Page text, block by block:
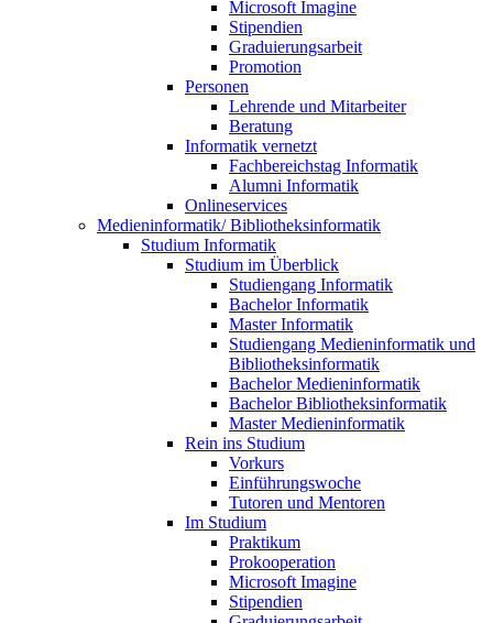
Microsoft Imagine
Stipendien
Graduierungsarbeit
Promotion
Personen
Lehrende und Mitarbeiter
Beratung
Informatik vernetzt
Fachbereichstag Informatik
Alumni Informatik
Onlineservices
Medieninformatik/ Bibliotheksinformatik
Studium Informatik
Studium im Überblick
Studiengang Informatik
Bachelor Informatik
Master Informatik
Studiengang Medieninformatik und
Bibliotheksinformatik
Bachelor Medieninformatik
Bachelor Bibliotheksinformatik
Master Medieninformatik
Rein ins Studium
Vorkurs
Einführungswoche
Tutoren und Mentoren
Im Studium
Praktikum
Prokooperation
Microsoft Imagine
Stipendien